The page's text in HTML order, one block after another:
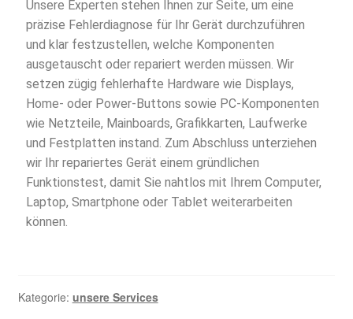
Unsere Experten stehen Ihnen zur Seite, um eine
präzise Fehlerdiagnose für Ihr Gerät durchzuführen
und klar festzustellen, welche Komponenten
ausgetauscht oder repariert werden müssen. Wir
setzen zügig fehlerhafte Hardware wie Displays,
Home- oder Power-Buttons sowie PC-Komponenten
wie Netzteile, Mainboards, Grafikkarten, Laufwerke
und Festplatten instand. Zum Abschluss unterziehen
wir Ihr repariertes Gerät einem gründlichen
Funktionstest, damit Sie nahtlos mit Ihrem Computer,
Laptop, Smartphone oder Tablet weiterarbeiten
können.
Kategorie: unsere Services